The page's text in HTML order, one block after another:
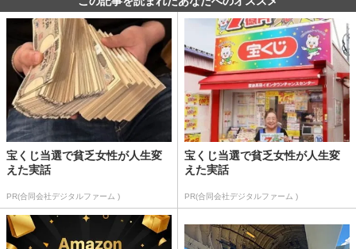
宝くじ当選で貧乏女性が人生変
えた実話
PR(合同会社デジタルファーム )
宝くじ当選で貧乏女性が人生変
えた実話
PR(合同会社デジタルファーム )